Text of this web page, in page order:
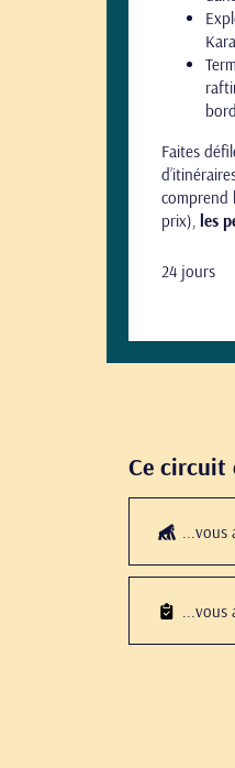
Faites
comprend
prix), les
24 jours
Ce